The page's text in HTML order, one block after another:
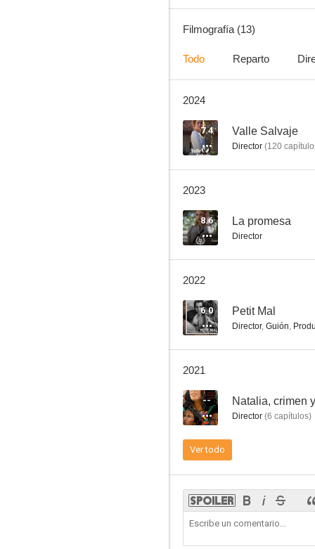
Natalia, crimen y castigo
--
Filmografía (13)
Todo Reparto
2024
7.4 Valle Salvaje
Director (120
2023
8.6 La promesa
Director
2022
6.0 Petit Mal
Director, Guión,
2021
-- Natalia, crimen
Director (6 capítulos)
Ver todo